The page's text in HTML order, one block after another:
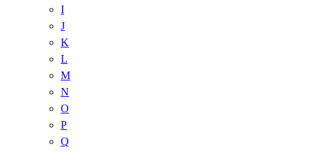
I
J
K
L
M
N
O
P
Q